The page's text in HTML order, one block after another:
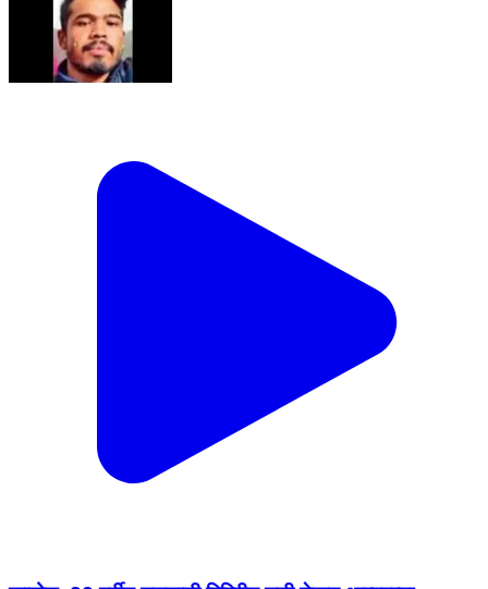
काटोल: 32 वर्षीय तरुणाची विहिरीत उडी घेऊन आत्महत्या,